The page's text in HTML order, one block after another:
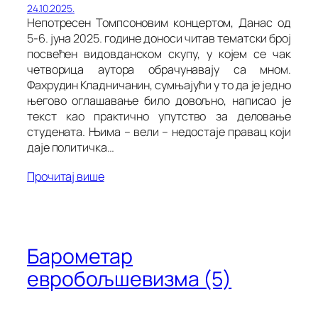
24.10.2025.
Непотресен Томпсоновим концертом, Данас од
5-6. јуна 2025. године доноси читав тематски број
посвећен видовданском скупу, у којем се чак
четворица аутора обрачунавају са мном.
Фахрудин Кладничанин, сумњајући у то да је једно
његово оглашавање било довољно, написао је
текст као практично упутство за деловање
студената. Њима – вели – недостаје правац који
даје политичка…
Прочитај више
Барометар
евробољшевизма (5)